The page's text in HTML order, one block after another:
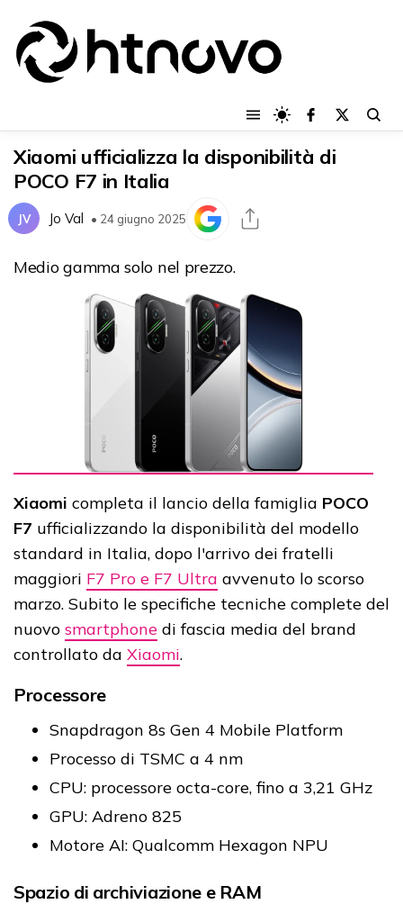
Xiaomi ufficializza la disponibilità di
POCO F7 in Italia
JV Jo Val • 24 giugno 2025
Medio gamma solo nel prezzo.
Xiaomi completa il lancio della famiglia POCO
F7 ufficializzando la disponibilità del modello
standard in Italia, dopo l'arrivo dei fratelli
maggiori F7 Pro e F7 Ultra avvenuto lo scorso
marzo. Subito le specifiche tecniche complete del
nuovo smartphone di fascia media del brand
controllato da Xiaomi.
Processore
Snapdragon 8s Gen 4 Mobile Platform
Processo di TSMC a 4 nm
CPU: processore octa-core, fino a 3,21 GHz
GPU: Adreno 825
Motore AI: Qualcomm Hexagon NPU
Spazio di archiviazione e RAM